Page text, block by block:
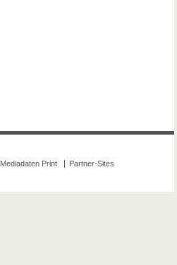
Mediadaten Print Partner-Sites